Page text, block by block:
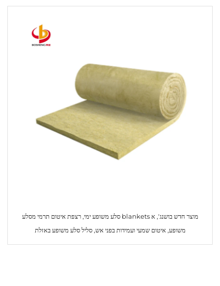
מוצר חדש בושנג', א blankets סלע משופע ימי, רצפת איטום תרמי מסלע
משופע, איטום שמעי ועמידות בפני אש, סליל סלע משופע באזלת